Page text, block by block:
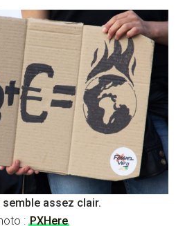
semble assez clair.
: PXHere